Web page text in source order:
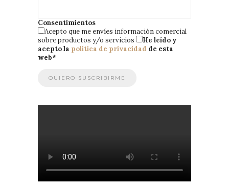
Consentimientos
Acepto que me envíes información comercial
sobre productos y/o servicios
He leído y
acepto la política de privacidad de esta
web*